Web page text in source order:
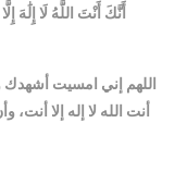
أَنَّكَ أَنْتَ اللَّهُ لَا
اللهم إني امسيت
أنت الله لا إله إلا